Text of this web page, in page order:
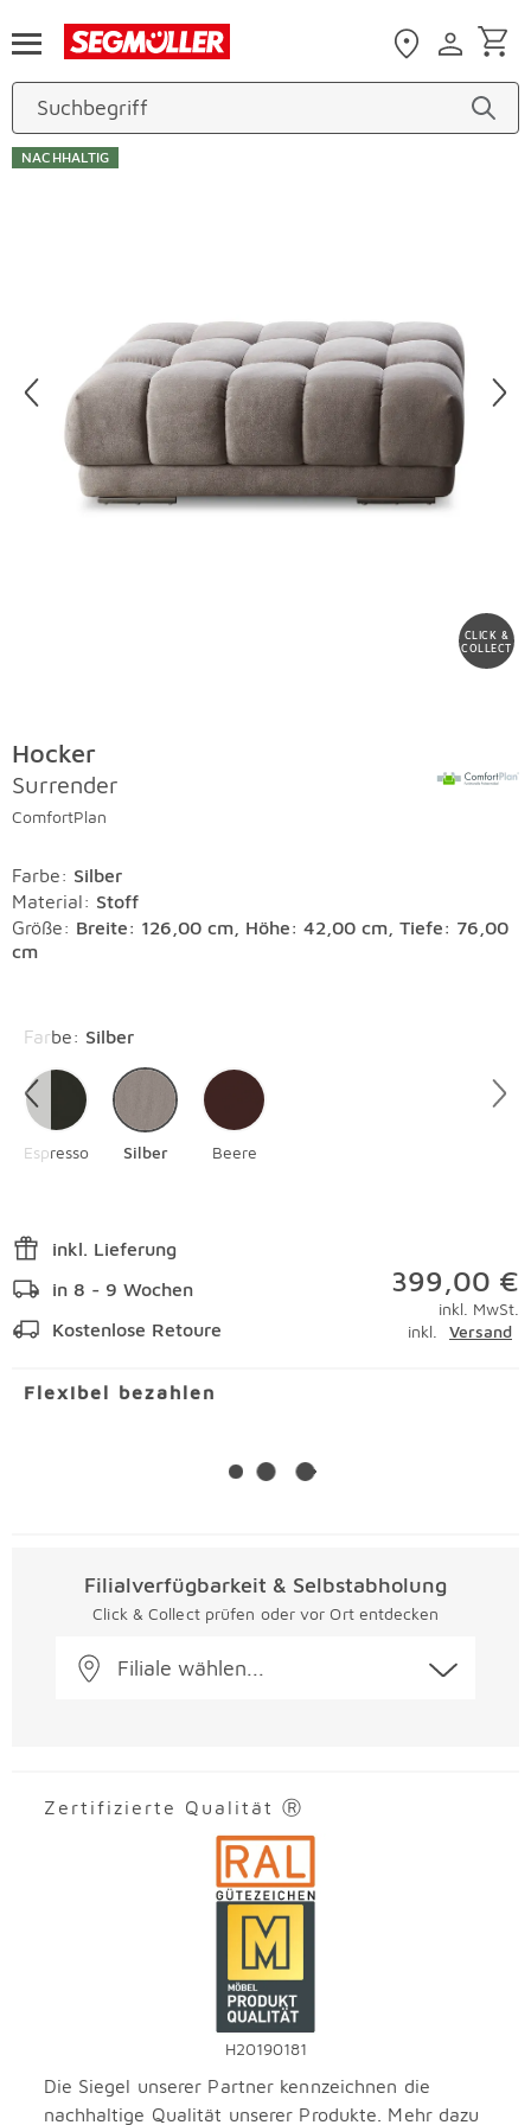
NACHHALTIG
CLICK &
COLLECT
Hocker
Surrender
ComfortPlan
Farbe: Silber
Material: Stoff
Größe: Breite: 126,00 cm, Höhe: 42,00 cm, Tiefe: 76,00
cm
Farbe: Silber
Espresso Silber Beere
inkl. Lieferung
in 8 - 9 Wochen
Kostenlose Retoure
399,00 €
inkl. MwSt.
inkl.
Versand
Flexibel bezahlen
Filialverfügbarkeit & Selbstabholung
Click & Collect prüfen oder vor Ort entdecken
Filiale wählen...
Zertifizierte Qualität Ⓡ
H20190181
Die Siegel unserer Partner kennzeichnen die
nachhaltige Qualität unserer Produkte. Mehr dazu